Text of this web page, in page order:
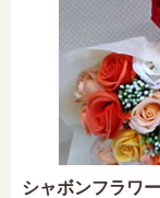
シャボンフラワー